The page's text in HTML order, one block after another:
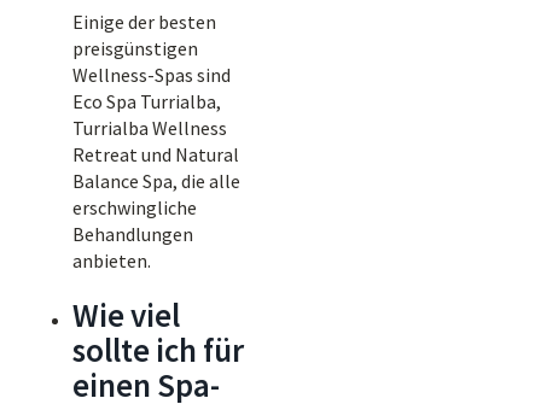
Einige der besten
preisgünstigen
Wellness-Spas sind
Eco Spa Turrialba,
Turrialba Wellness
Retreat und Natural
Balance Spa, die alle
erschwingliche
Behandlungen
anbieten.
Wie viel
sollte ich für
einen Spa-